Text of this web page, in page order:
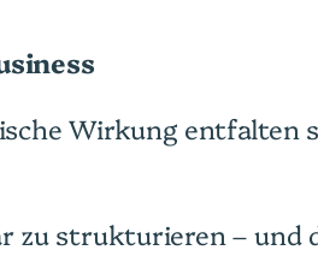
Wirkung
zu strukturieren –